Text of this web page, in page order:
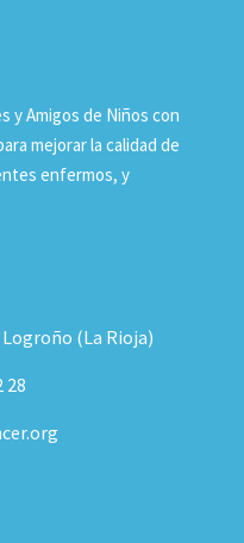
y Amigos de Niños con
mejorar la calidad de
enfermos, y
(La Rioja)
28